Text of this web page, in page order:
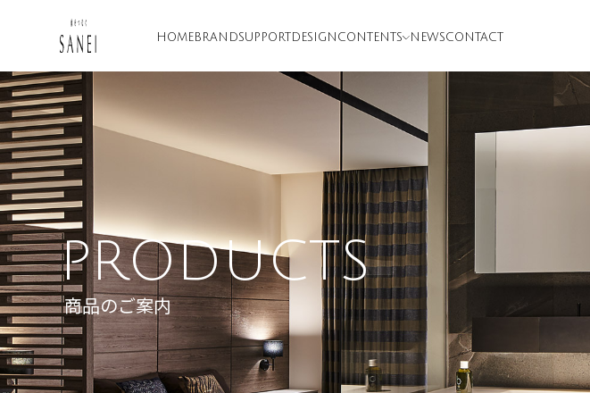
HOME BRANDSUPPORT DESIGN CONTENTS NEWSCONTACT
PRODUCTS
商品のご案内